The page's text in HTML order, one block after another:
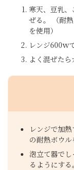
寒天、豆乳
ぜる。 （耐
を使用）
レンジ600ｗ
よく混ぜた
レンジで加
の耐熱ボウル
泡立て器で
るようにする。